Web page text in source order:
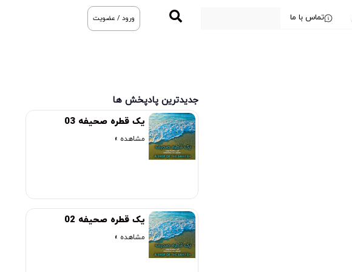
تماس با ما ورود / عضویت
جدیدترین پادپخش ها
یک قطره صحیفه 03
مشاهده »
یک قطره صحیفه 02
مشاهده »